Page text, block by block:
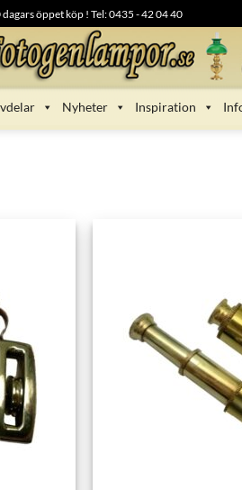
dagars öppet köp ! Tel: 0435 - 42 04 40
Nyheter Inspiration